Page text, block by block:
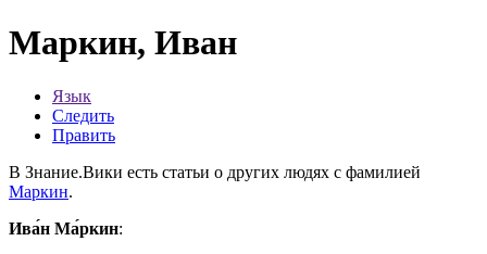
Маркин, Иван
Язык
Следить
Править
В Знание.Вики есть статьи о других людях с фамилией
Маркин.
Ива́н Ма́ркин: